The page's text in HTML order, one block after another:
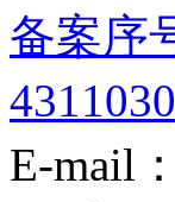
备案序
E-mail